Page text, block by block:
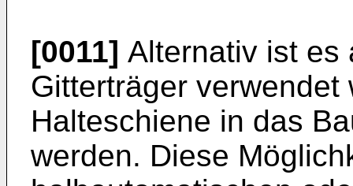
[0011] Alternativ ist es
Gitterträger
Halteschiene in das
werden. Diese